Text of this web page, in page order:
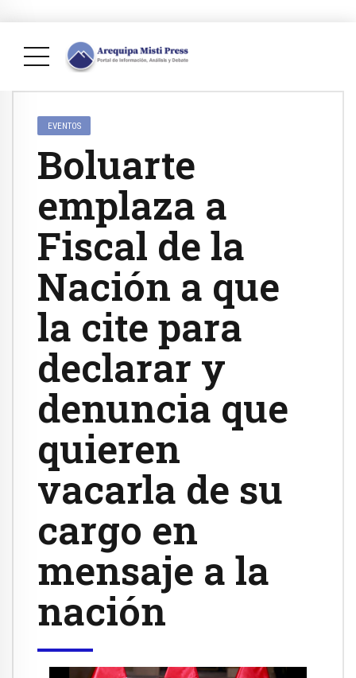
EVENTOS
Boluarte
emplaza a
Fiscal de la
Nación a que
la cite para
declarar y
denuncia que
quieren
vacarla de su
cargo en
mensaje a la
nación